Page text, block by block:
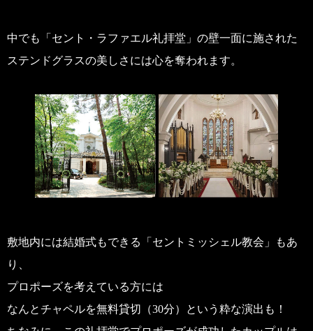
中でも「セント・ラファエル礼拝堂」の壁一面に施された
ステンドグラスの美しさには心を奪われます。
敷地内には結婚式もできる「セントミッシェル教会」もあ
り、
プロポーズを考えている方には
なんとチャペルを無料貸切（30分）という粋な演出も！